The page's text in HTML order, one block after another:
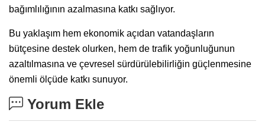
bağımlılığının azalmasına katkı sağlıyor.
Bu yaklaşım hem ekonomik açıdan vatandaşların
bütçesine destek olurken, hem de trafik yoğunluğunun
azaltılmasına ve çevresel sürdürülebilirliğin güçlenmesine
önemli ölçüde katkı sunuyor.
Yorum Ekle